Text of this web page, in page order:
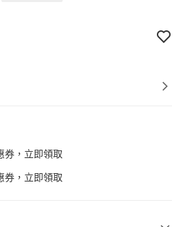
券，立即領取
券，立即領取